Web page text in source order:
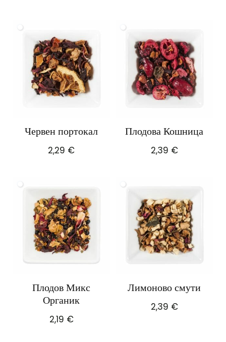
Червен портокал
2,29 €
Плодова Кошница
2,39 €
Плодов Микс
Органик
2,19 €
Лимоново смути
2,39 €